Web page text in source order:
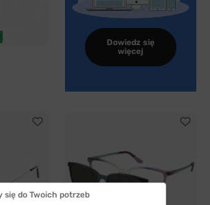
Dowiedz się
więcej
się do Twoich potrzeb